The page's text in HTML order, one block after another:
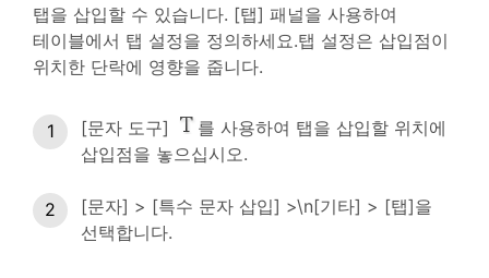
탭을 삽입할 수 있습니다. [탭] 패널을 사용하여
테이블에서 탭 설정을 정의하세요.탭 설정은 삽입점이
위치한 단락에 영향을 줍니다.
[문자 도구]
를 사용하여 탭을 삽입할 위치에
삽입점을 놓으십시오.
[문자] > [특수 문자 삽입] >\n[기타] > [탭]을
선택합니다.